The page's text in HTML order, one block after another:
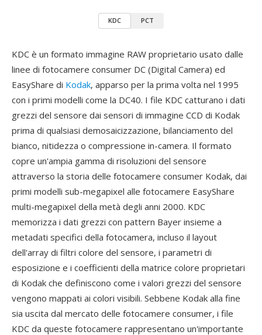
KDC PCT
KDC è un formato immagine RAW proprietario usato dalle
linee di fotocamere consumer DC (Digital Camera) ed
EasyShare di Kodak, apparso per la prima volta nel 1995
con i primi modelli come la DC40. I file KDC catturano i dati
grezzi del sensore dai sensori di immagine CCD di Kodak
prima di qualsiasi demosaicizzazione, bilanciamento del
bianco, nitidezza o compressione in-camera. Il formato
copre un'ampia gamma di risoluzioni del sensore
attraverso la storia delle fotocamere consumer Kodak, dai
primi modelli sub-megapixel alle fotocamere EasyShare
multi-megapixel della metà degli anni 2000. KDC
memorizza i dati grezzi con pattern Bayer insieme a
metadati specifici della fotocamera, incluso il layout
dell'array di filtri colore del sensore, i parametri di
esposizione e i coefficienti della matrice colore proprietari
di Kodak che definiscono come i valori grezzi del sensore
vengono mappati ai colori visibili. Sebbene Kodak alla fine
sia uscita dal mercato delle fotocamere consumer, i file
KDC da queste fotocamere rappresentano un'importante